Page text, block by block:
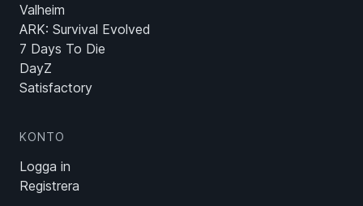
Valheim
ARK: Survival Evolved
7 Days To Die
DayZ
Satisfactory
KONTO
Logga in
Registrera